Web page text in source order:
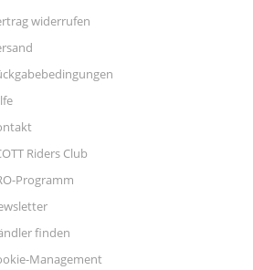
widerrufen
Riders Club
Programm
finden
Management